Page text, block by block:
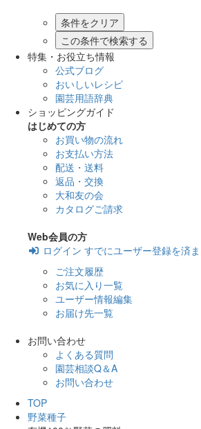
この条件で検索する
特集・お役立ち情報
公式ブログ
おいしいレシピ
園芸用語辞典
ショッピングガイド
はじめての方
お買い物の流れ
お支払い方法
配送・送料
返品・交換
大和友の会
カタログご請求
Web会員の方
ログイン すでにユーザー登録を済
ご注文履歴
お気に入り一覧
ユーザー情報編集
お届け先一覧
お問い合わせ
よくある質問
園芸相談Q＆A
お問い合わせ
TOP
野菜種子